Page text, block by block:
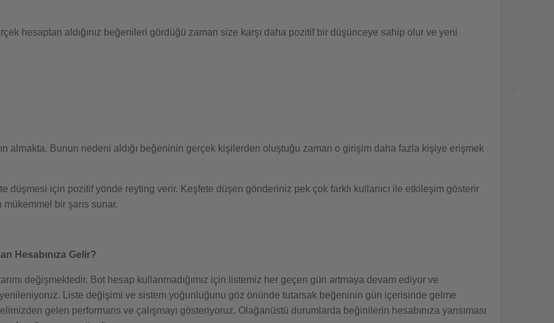
hesaptan aldığınız beğenileri gördüğü zaman size karşı daha pozitif bir düşünceye sahip olur ve yeni
almakta. Bunun nedeni aldığı beğeninin gerçek kişilerden oluştuğu zaman o girişim daha fazla kişiye erişmek
düşmesi için pozitif yönde reyting verir. Keşfete düşen gönderiniz pek çok farklı kullanıcı ile etkileşim gösterir
bir şans sunar.
Hesabınıza Gelir?
değişmektedir. Bot hesap kullanmadığımız için listemiz her geçen gün artmaya devam ediyor ve
Liste değişimi ve sistem yoğunluğunu göz önünde tutarsak beğeninin gün içerisinde gelme
gelen performans ve çalışmayı gösteriyoruz. Olağanüstü durumlarda beğinilerin hesabınıza yansıması